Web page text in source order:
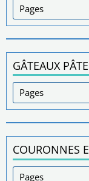
GÂTEAUX
COURONNES